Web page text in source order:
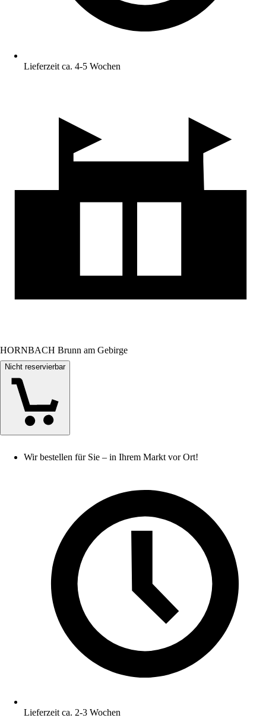
Lieferzeit ca. 4-5 Wochen
HORNBACH Brunn am Gebirge
Nicht reservierbar
Wir bestellen für Sie – in Ihrem Markt vor Ort!
Lieferzeit ca. 2-3 Wochen